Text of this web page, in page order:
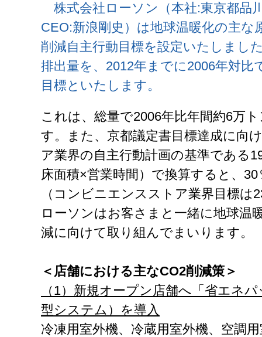
株式会社ローソン（本社:東京都品
CEO:新浪剛史）は地球温暖化の主な
削減自主行動目標を設定いたしまし
排出量を、2012年までに2006年対比
目標といたします。
これは、総量で2006年比年間約6万
す。また、京都議定書目標達成に向
ア業界の自主行動計画の基準である
床面積×営業時間）で換算すると、
（コンビニエンスストア業界目標は
ローソンはお客さまと一緒に地球温
減に向けて取り組んでまいります。
＜店舗における主なCO2削減策＞
（1）新規オープン店舗へ「省エネ
型システム）を導入
冷凍用室外機、冷蔵用室外機、空調